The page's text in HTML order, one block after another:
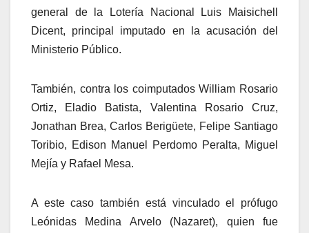
general de la Lotería Nacional Luis Maisichell
Dicent, principal imputado en la acusación del
Ministerio Público.
También, contra los coimputados William Rosario
Ortiz, Eladio Batista, Valentina Rosario Cruz,
Jonathan Brea, Carlos Berigüete, Felipe Santiago
Toribio, Edison Manuel Perdomo Peralta, Miguel
Mejía y Rafael Mesa.
A este caso también está vinculado el prófugo
Leónidas Medina Arvelo (Nazaret), quien fue